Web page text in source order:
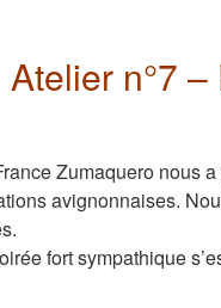
Atelier n°7
Zumaquero nous
avignonnaises.
fort sympathique